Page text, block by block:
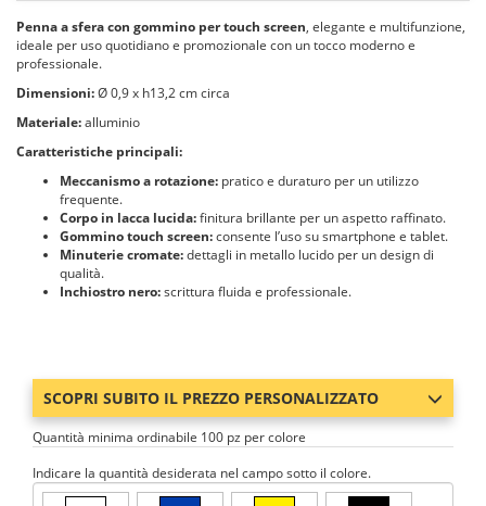
Penna a sfera con gommino per touch screen, elegante e multifunzione,
ideale per uso quotidiano e promozionale con un tocco moderno e
professionale.
Dimensioni:Ø 0,9 x h13,2 cm circa
Materiale:alluminio
Caratteristiche principali:
Meccanismo a rotazione: pratico e duraturo per un utilizzo
frequente.
Corpo in lacca lucida:finitura brillante per un aspetto raffinato.
Gommino touch screen:consente l’uso su smartphone e tablet.
Minuterie cromate:dettagli in metallo lucido per un design di
qualità.
Inchiostro nero:scrittura fluida e professionale.
SCOPRI SUBITO IL PREZZO PERSONALIZZATO
Quantità minima ordinabile 100 pz per colore
Indicare la quantità desiderata nel campo sotto il colore.